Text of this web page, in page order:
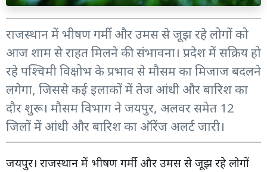
राजस्थान में भीषण गर्मी और उमस से जूझ रहे लोगों को
आज शाम से राहत मिलने की संभावना। प्रदेश में सक्रिय हो
रहे पश्चिमी विक्षोभ के प्रभाव से मौसम का मिजाज बदलने
लगेगा, जिससे कई इलाकों में तेज आंधी और बारिश का
दौर शुरू। मौसम विभाग ने जयपुर, अलवर समेत 12
जिलों में आंधी और बारिश का ऑरेंज अलर्ट जारी।
जयपुर। राजस्थान में भीषण गर्मी और उमस से जूझ रहे लोगों